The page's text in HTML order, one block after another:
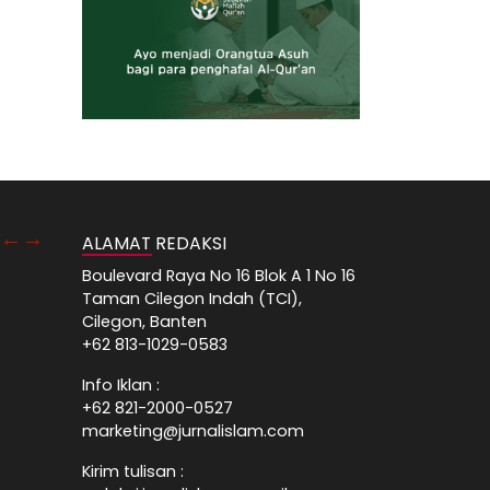
ALAMAT REDAKSI
Boulevard Raya No 16 Blok A 1 No 16
Taman Cilegon Indah (TCI),
Cilegon, Banten
+62 813-1029-0583
Info Iklan :
+62 821-2000-0527
marketing@jurnalislam.com
Kirim tulisan :